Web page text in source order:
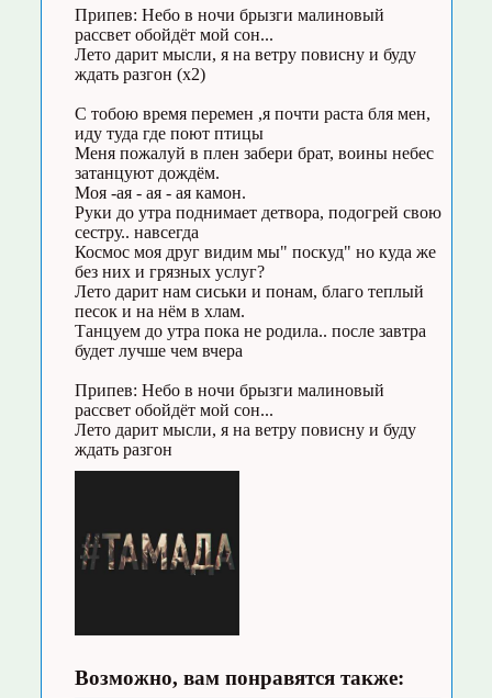
Припев: Небо в ночи брызги малиновый
рассвет обойдёт мой сон...
Лето дарит мысли, я на ветру повисну и буду
ждать разгон (х2)
С тобою время перемен ,я почти раста бля мен,
иду туда где поют птицы
Меня пожалуй в плен забери брат, воины небес
затанцуют дождём.
Моя -ая - ая - ая камон.
Руки до утра поднимает детвора, подогрей свою
сестру.. навсегда
Космос моя друг видим мы" поскуд" но куда же
без них и грязных услуг?
Лето дарит нам сиськи и понам, благо теплый
песок и на нём в хлам.
Танцуем до утра пока не родила.. после завтра
будет лучше чем вчера
Припев: Небо в ночи брызги малиновый
рассвет обойдёт мой сон...
Лето дарит мысли, я на ветру повисну и буду
ждать разгон
Возможно, вам понравятся также: